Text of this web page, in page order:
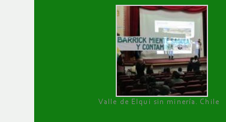
Valle de Elqui sin minería. Chile